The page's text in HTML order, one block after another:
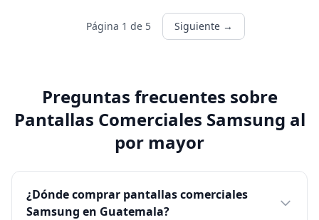
Página 1 de 5 Siguiente →
Preguntas frecuentes sobre
Pantallas Comerciales Samsung al
por mayor
¿Dónde comprar pantallas comerciales
Samsung en Guatemala?